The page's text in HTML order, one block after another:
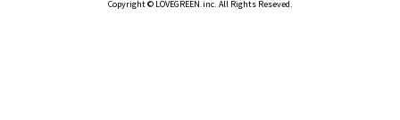
Copyright © LOVEGREEN.inc. All Rights Reseved.